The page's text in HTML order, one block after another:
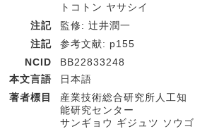
トコトン ヤサシイ
注記
監修: 辻井潤一
注記
参考文献: p155
NCID
BB22833248
本文言語
日本語
著者標目
産業技術総合研究所人工知
能研究センター
サンギョウ ギジュツ ソウゴ